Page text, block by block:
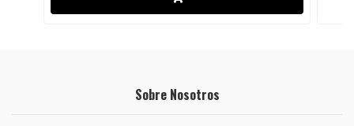
Sobre Nosotros